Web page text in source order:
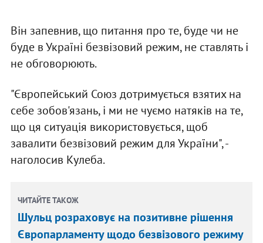
Він запевнив, що питання про те, буде чи не
буде в Україні безвізовий режим, не ставлять і
не обговорюють.
"Європейський Союз дотримується взятих на
себе зобов'язань, і ми не чуємо натяків на те,
що ця ситуація використовується, щоб
завалити безвізовий режим для України", -
наголосив Кулеба.
ЧИТАЙТЕ ТАКОЖ
Шульц розраховує на позитивне рішення
Європарламенту щодо безвізового режиму